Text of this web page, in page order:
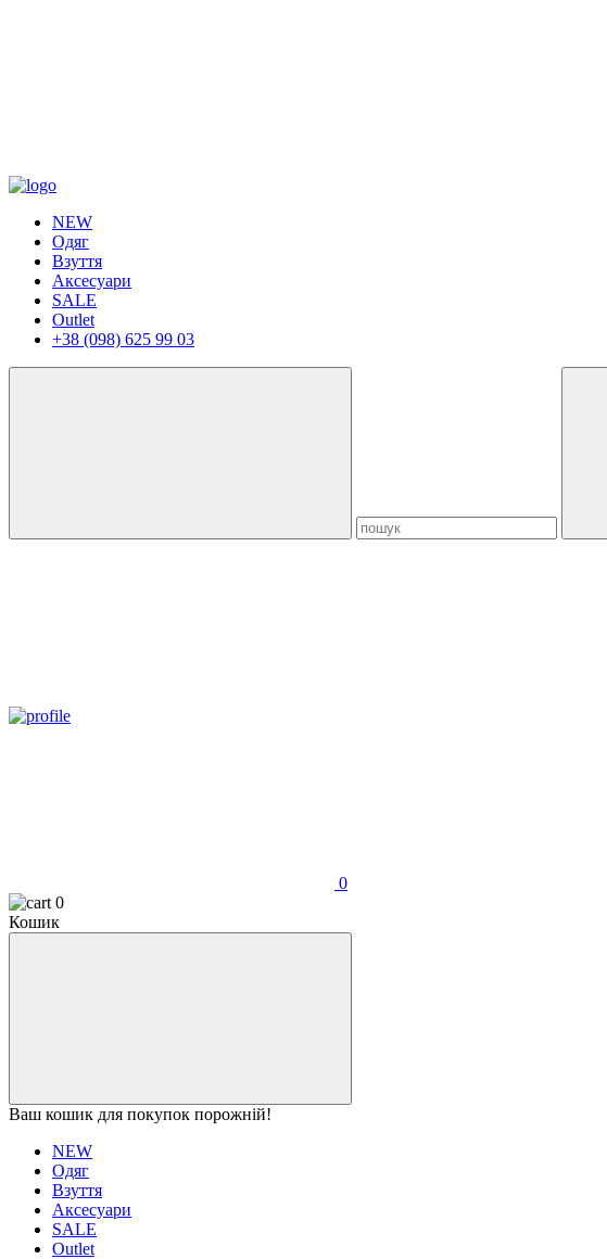
NEW
Одяг
Взуття
Аксесуари
SALE
Outlet
+38 (098) 625 99 03
0
0
Кошик
Ваш кошик для покупок порожній!
NEW
Одяг
Взуття
Аксесуари
SALE
Outlet